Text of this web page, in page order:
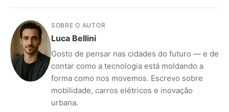
SOBRE O AUTOR
Luca Bellini
Gosto de pensar nas cidades do futuro — e de
contar como a tecnologia está moldando a
forma como nos movemos. Escrevo sobre
mobilidade, carros elétricos e inovação
urbana.